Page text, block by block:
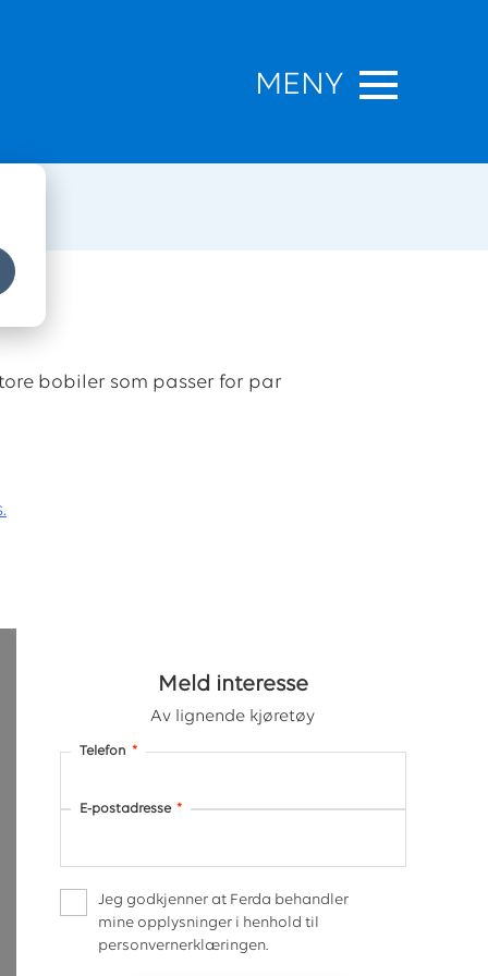
MENY
bobiler som passer for par
Meld interesse
Av lignende kjøretøy
Telefon *
E-postadresse *
Jeg godkjenner at Ferda behandler
mine opplysninger i henhold til
personvernerklæringen.